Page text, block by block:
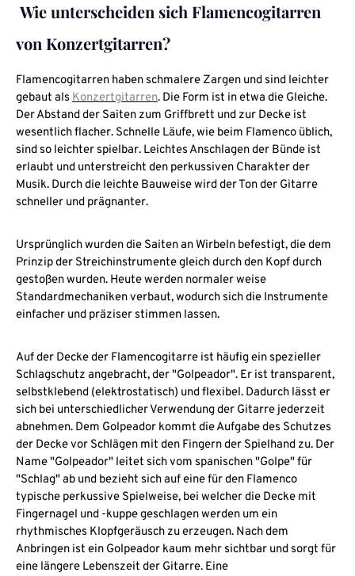
Wachs/Öl Politur
Wie unterscheiden sich Flamencogitarren
von Konzertgitarren?
Flamencogitarren haben schmalere Zargen und sind leichter
gebaut als Konzertgitarren. Die Form ist in etwa die Gleiche.
Der Abstand der Saiten zum Griffbrett und zur Decke ist
wesentlich flacher. Schnelle Läufe, wie beim Flamenco üblich,
sind so leichter spielbar. Leichtes Anschlagen der Bünde ist
erlaubt und unterstreicht den perkussiven Charakter der
Musik. Durch die leichte Bauweise wird der Ton der Gitarre
schneller und prägnanter.
Ursprünglich wurden die Saiten an Wirbeln befestigt, die dem
Prinzip der Streichinstrumente gleich durch den Kopf durch
gestoßen wurden. Heute werden normaler weise
Standardmechaniken verbaut, wodurch sich die Instrumente
einfacher und präziser stimmen lassen.
Auf der Decke der Flamencogitarre ist häufig ein spezieller
Schlagschutz angebracht, der "Golpeador". Er ist transparent,
selbstklebend (elektrostatisch) und flexibel. Dadurch lässt er
sich bei unterschiedlicher Verwendung der Gitarre jederzeit
abnehmen. Dem Golpeador kommt die Aufgabe des Schutzes
der Decke vor Schlägen mit den Fingern der Spielhand zu. Der
Name "Golpeador" leitet sich vom spanischen "Golpe" für
"Schlag" ab und bezieht sich auf eine für den Flamenco
typische perkussive Spielweise, bei welcher die Decke mit
Fingernagel und -kuppe geschlagen werden um ein
rhythmisches Klopfgeräusch zu erzeugen. Nach dem
Anbringen ist ein Golpeador kaum mehr sichtbar und sorgt für
eine längere Lebenszeit der Gitarre. Eine